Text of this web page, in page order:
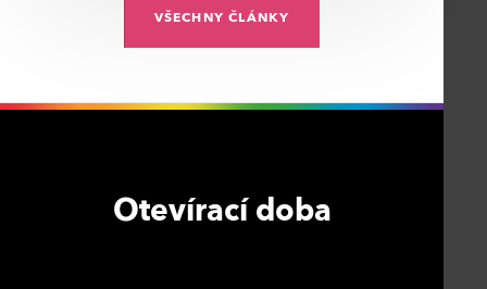
VŠECHNY ČLÁNKY
Otevírací doba